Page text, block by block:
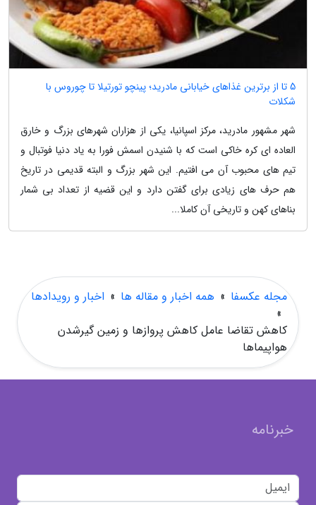
5 تا از برترین غذاهای خیابانی مادرید؛ پینچو تورتیلا تا چوروس با
شکلات
شهر مشهور مادرید، مرکز اسپانیا، یکی از هزاران شهرهای بزرگ و خارق
العاده ای کره خاکی است که با شنیدن اسمش فورا به یاد دنیا فوتبال و
تیم های محبوب آن می افتیم. این شهر بزرگ و البته قدیمی در تاریخ
هم حرف های زیادی برای گفتن دارد و این قضیه از تعداد بی شمار
بناهای کهن و تاریخی آن کاملا...
مجله عکسفا » همه اخبار و مقاله ها » اخبار و رویدادها
»
کاهش تقاضا عامل کاهش پروازها و زمین گیرشدن
هواپیماها
خبرنامه